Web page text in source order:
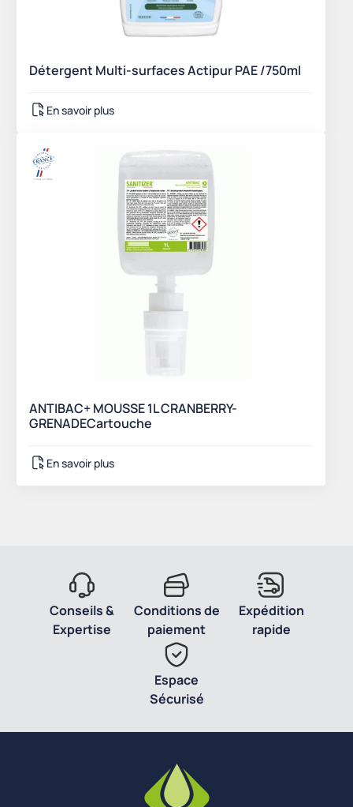
Détergent Multi-surfaces Actipur PAE /750ml
En savoir plus
ANTIBAC+ MOUSSE 1L CRANBERRY-
GRENADECartouche
En savoir plus
Conseils &
Expertise
Conditions de
paiement
Expédition
rapide
Espace
Sécurisé